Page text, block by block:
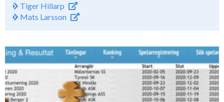
Tiger Hillarp
Mats Larsson